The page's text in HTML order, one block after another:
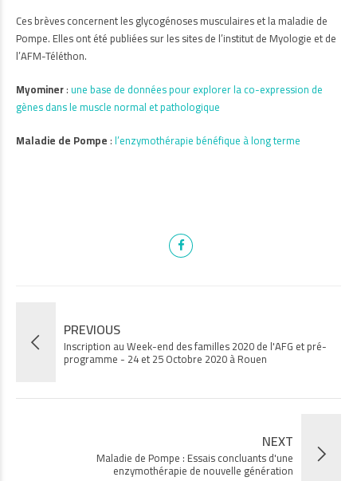
Ces brèves concernent les glycogénoses musculaires et la maladie de
Pompe. Elles ont été publiées sur les sites de l’institut de Myologie et de
l’AFM-Téléthon.
Myominer:une base de données pour explorer la co-expression de
gènes dans le muscle normal et pathologique
Maladie de Pompe :l’enzymothérapie bénéfique à long terme
PREVIOUS
Inscription au Week-end des familles 2020 de l'AFG et pré-
programme - 24 et 25 Octobre 2020 à Rouen
NEXT
Maladie de Pompe : Essais concluants d'une
enzymothérapie de nouvelle génération